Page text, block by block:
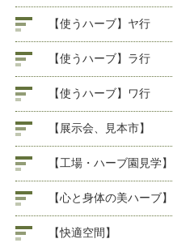
【使うハーブ】ヤ行
【使うハーブ】ラ行
【使うハーブ】ワ行
【展示会、見本市】
【工場・ハーブ園見学】
【心と身体の美ハーブ】
【快適空間】